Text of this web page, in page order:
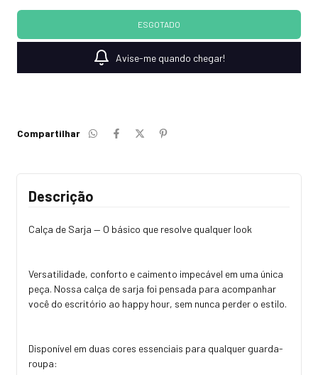
Avise-me quando chegar!
Compartilhar
Descrição
Calça de Sarja — O básico que resolve qualquer look
Versatilidade, conforto e caimento impecável em uma única
peça. Nossa calça de sarja foi pensada para acompanhar
você do escritório ao happy hour, sem nunca perder o estilo.
Disponível em duas cores essenciais para qualquer guarda-
roupa: